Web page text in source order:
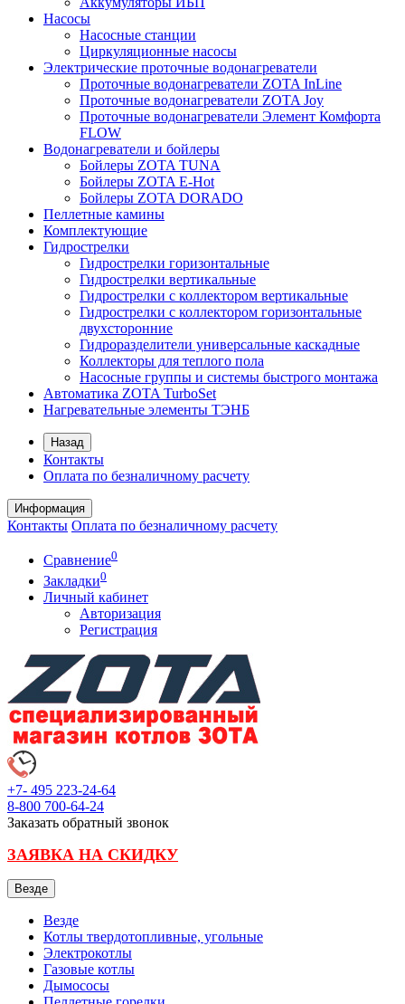
Насосы
Насосные станции
Циркуляционные насосы
Электрические проточные водонагреватели
Проточные водонагреватели ZOTA InLine
Проточные водонагреватели ZOTA Joy
Проточные водонагреватели Элемент Комфорта
FLOW
Водонагреватели и бойлеры
Бойлеры ZOTA TUNA
Бойлеры ZOTA E-Hot
Бойлеры ZOTA DORADO
Пеллетные камины
Комплектующие
Гидрострелки
Гидрострелки горизонтальные
Гидрострелки вертикальные
Гидрострелки с коллектором вертикальные
Гидрострелки с коллектором горизонтальные
двухсторонние
Гидроразделители универсальные каскадные
Коллекторы для теплого пола
Насосные группы и системы быстрого монтажа
Автоматика ZOTA TurboSet
Нагревательные элементы ТЭНБ
Назад
Контакты
Оплата по безналичному расчету
Информация
Контакты Оплата по безналичному расчету
Сравнение0
Закладки0
Личный кабинет
Авторизация
Регистрация
+7- 495 223-24-64
8-800 700-64-24
Заказать обратный звонок
ЗАЯВКА НА СКИДКУ
Везде
Везде
Котлы твердотопливные, угольные
Электрокотлы
Газовые котлы
Дымососы